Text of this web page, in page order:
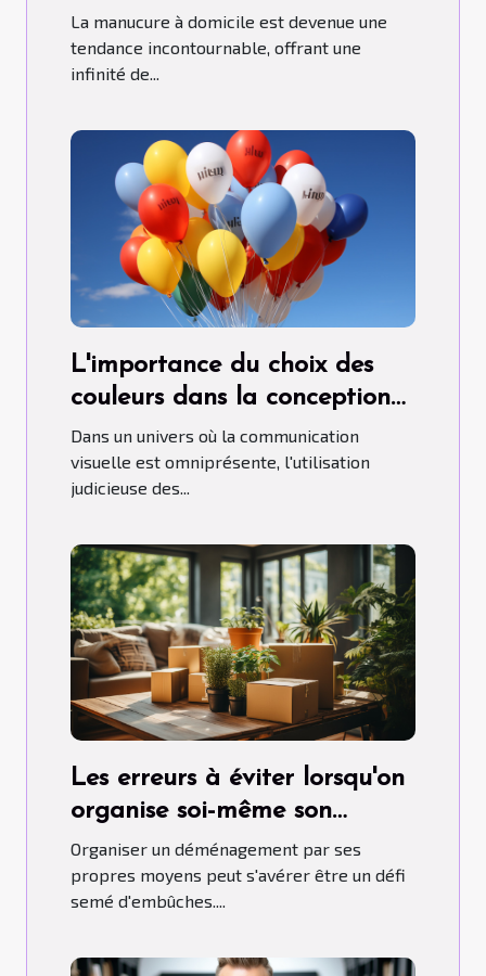
maison parfaite
La manucure à domicile est devenue une
tendance incontournable, offrant une
infinité de...
L'importance du choix des
couleurs dans la conception
de ballons publicitaires
hélium.
Dans un univers où la communication
visuelle est omniprésente, l'utilisation
judicieuse des...
Les erreurs à éviter lorsqu'on
organise soi-même son
déménagement
Organiser un déménagement par ses
propres moyens peut s'avérer être un défi
semé d'embûches....